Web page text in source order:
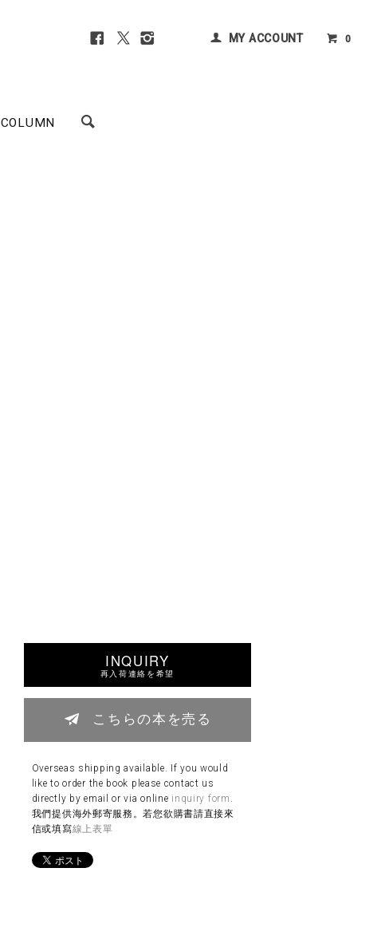
MY ACCOUNT 0
COLUMN
INQUIRY
再入荷連絡を希望
こちらの本を売る
Overseas shipping available. If you would
like to order the book please contact us
directly by email or via online inquiry form .
我們提供海外郵寄服務。若您欲購書請直接來
信或填寫線上表單